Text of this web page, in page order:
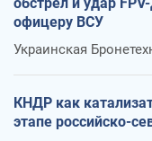
офицеру ВСУ
Украинская
КНДР как
этапе российско-